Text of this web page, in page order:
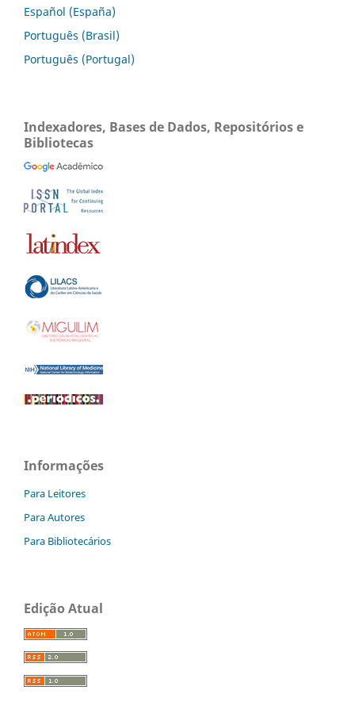
Español (España)
Português (Brasil)
Português (Portugal)
Indexadores, Bases de Dados, Repositórios e
Bibliotecas
Informações
Para Leitores
Para Autores
Para Bibliotecários
Edição Atual